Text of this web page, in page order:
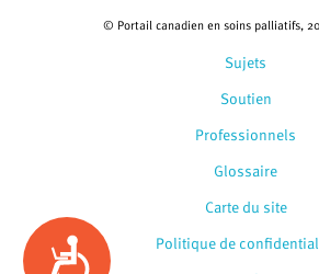
Accessibility
Sujets
Soutien
Professionnels
Glossaire
© Portail canadien en soins palliatifs,
Carte du site
Politique de